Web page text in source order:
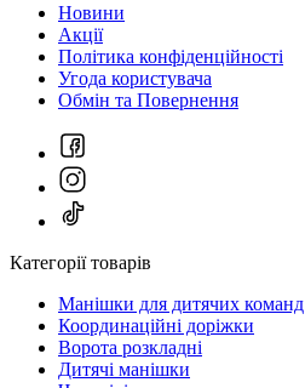
Новини
Акції
Політика конфіденційності
Угода користувача
Обмін та Повернення
Категорії товарів
Манішки для дитячих команд
Координаційні доріжки
Ворота розкладні
Дитячі манішки